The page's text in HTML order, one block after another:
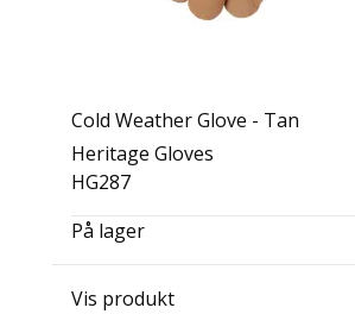
Cold Weather Glove - Tan
Heritage Gloves
HG287
På lager
Vis produkt